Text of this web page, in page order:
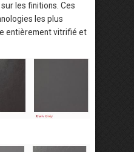
les finitions. Ces
les plus
entièrement vitrifié et